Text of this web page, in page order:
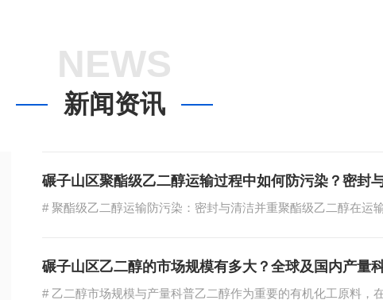
NEWS
新闻资讯
碾子山区聚酯级乙二醇运输过程中如何防污染？密封
碾子山区乙二醇的市场规模有多大？全球及国内产量